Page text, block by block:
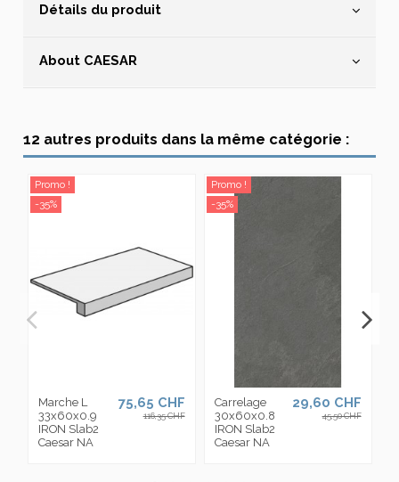
Détails du produit
About CAESAR
12 autres produits dans la même catégorie :
Promo !
-35%
Marche L
33x60x0.9
IRON Slab2
Caesar NA
75,65 CHF
116,35 CHF
Promo !
-35%
Carrelage
30x60x0.8
IRON Slab2
Caesar NA
29,60 CHF
45,50 CHF